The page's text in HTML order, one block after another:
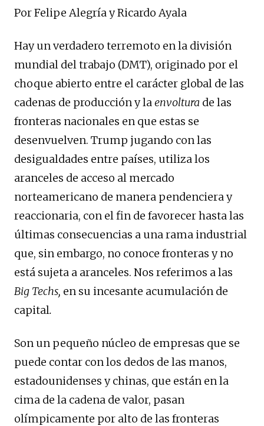
Por Felipe Alegría y Ricardo Ayala
Hay un verdadero terremoto en la división
mundial del trabajo (DMT), originado por el
choque abierto entre el carácter global de las
cadenas de producción y laenvoltura de las
fronteras nacionales en que estas se
desenvuelven. Trump jugando con las
desigualdades entre países, utiliza los
aranceles de acceso al mercado
norteamericano de manera pendenciera y
reaccionaria, con el fin de favorecer hasta las
últimas consecuencias a una rama industrial
que, sin embargo, no conoce fronteras y no
está sujeta a aranceles. Nos referimos a las
Big Techs, en su incesante acumulación de
capital.
Son un pequeño núcleo de empresas que se
puede contar con los dedos de las manos,
estadounidenses y chinas, que están en la
cima de la cadena de valor, pasan
olímpicamente por alto de las fronteras